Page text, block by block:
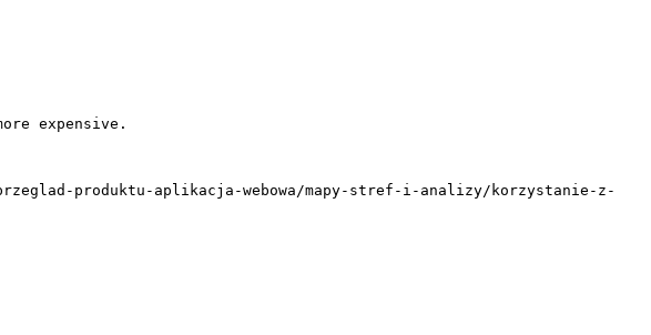
expensive.
produktu-aplikacja-webowa/mapy-stref-i-analizy/korzystanie-z-